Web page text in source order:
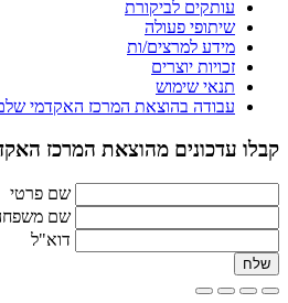
עותקים לביקורת
שיתופי פעולה
מידע למרצים/ות
זכויות יוצרים
תנאי שימוש
עבודה בהוצאת המרכז האקדמי
קבלו עדכונים מהוצאת המרכז
שם פרטי
שם
דוא"ל